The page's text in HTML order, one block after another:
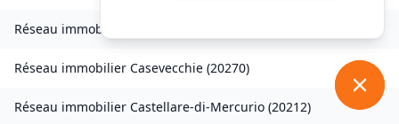
Réseau immobilier
Réseau immobilier Casevecchie (20270)
Réseau immobilier Castellare-di-Mercurio (20212)